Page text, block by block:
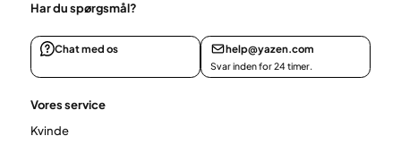
Har du spørgsmål?
Chat med os help@yazen.com
Svar inden for 24 timer.
Vores service
Kvinde